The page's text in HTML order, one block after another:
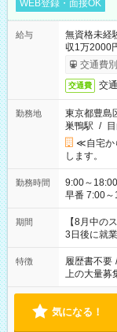
WEB登録・面接OK
給与
無資格未
収1万2000
交通費
交通費 交
勤務地
東京都豊島
巣鴨駅 /
≪自宅か
します。
勤務時間
9:00～18:00（休憩60分） ■
早番 7:00～
と休みを合
「できれ
ね。 ※Wワーク希望の方へ 今ご覧のお仕事で希望する勤務時間
と、もう1
合は応募で
期間
【8月中の
3日後に就
特徴 履歴書不要 /
上の大量募
気になる！